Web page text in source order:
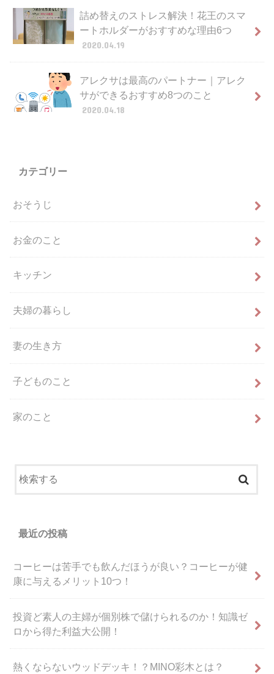
詰め替えのストレス解決！花王のスマ
ートホルダーがおすすめな理由6つ
2020.04.19
アレクサは最高のパートナー｜アレク
サができるおすすめ8つのこと
2020.04.18
カテゴリー
おそうじ
お金のこと
キッチン
夫婦の暮らし
妻の生き方
子どものこと
家のこと
最近の投稿
コーヒーは苦手でも飲んだほうが良い？コーヒーが健
康に与えるメリット10つ！
投資ど素人の主婦が個別株で儲けられるのか！知識ゼ
ロから得た利益大公開！
熱くならないウッドデッキ！？MINO彩木とは？